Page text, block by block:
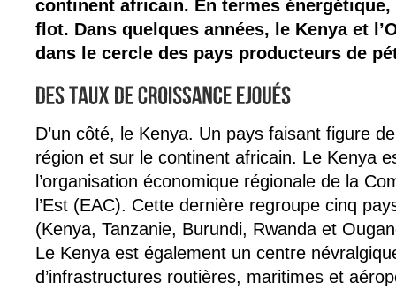
continent africain. En termes
flot. Dans quelques années, le Kenya et
dans le cercle des pays producteurs de
D’un côté, le Kenya. Un pays faisant figure
région et sur le continent africain. Le Kenya
l’organisation économique régionale de la
l’Est (EAC). Cette dernière regroupe cinq
(Kenya, Tanzanie, Burundi, Rwanda et
Le Kenya est également un centre
d’infrastructures routières, maritimes et